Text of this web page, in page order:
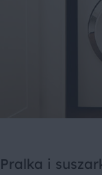
Pralka i